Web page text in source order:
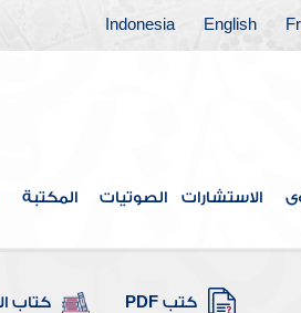
English
Indonesia
الاستشارات الصوتيات المكتبة
كتب PDF كتاب